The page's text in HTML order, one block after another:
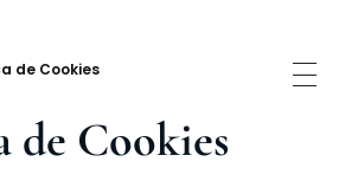
de Cookies
de Cookies